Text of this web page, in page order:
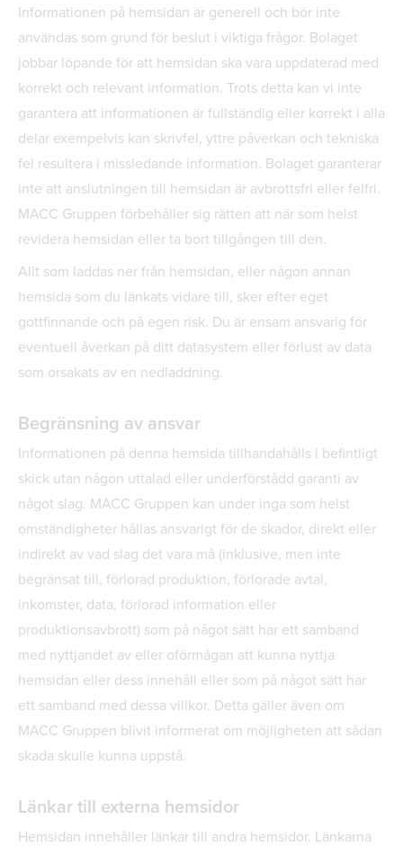
Informationen på hemsidan är generell och bör inte
användas som grund för beslut i viktiga frågor. Bolaget
jobbar löpande för att hemsidan ska vara uppdaterad med
korrekt och relevant information. Trots detta kan vi inte
garantera att informationen är fullständig eller korrekt i alla
delar exempelvis kan skrivfel, yttre påverkan och tekniska
fel resultera i missledande information. Bolaget garanterar
inte att anslutningen till hemsidan är avbrottsfri eller felfri.
MACC Gruppen förbehåller sig rätten att när som helst
revidera hemsidan eller ta bort tillgången till den.
Allt som laddas ner från hemsidan, eller någon annan
hemsida som du länkats vidare till, sker efter eget
gottfinnande och på egen risk. Du är ensam ansvarig för
eventuell åverkan på ditt datasystem eller förlust av data
som orsakats av en nedladdning.
Begränsning av ansvar
Informationen på denna hemsida tillhandahålls i befintligt
skick utan någon uttalad eller underförstådd garanti av
något slag. MACC Gruppen kan under inga som helst
omständigheter hållas ansvarigt för de skador, direkt eller
indirekt av vad slag det vara må (inklusive, men inte
begränsat till, förlorad produktion, förlorade avtal,
inkomster, data, förlorad information eller
produktionsavbrott) som på något sätt har ett samband
med nyttjandet av eller oförmågan att kunna nyttja
hemsidan eller dess innehåll eller som på något sätt har
ett samband med dessa villkor. Detta gäller även om
MACC Gruppen blivit informerat om möjligheten att sådan
skada skulle kunna uppstå.
Länkar till externa hemsidor
Hemsidan innehåller länkar till andra hemsidor. Länkarna